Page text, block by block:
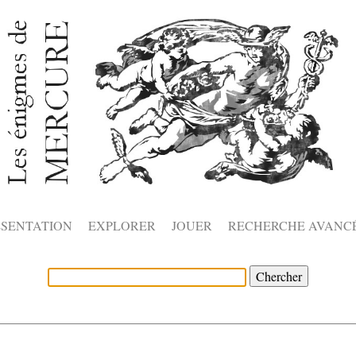
EXPLORER JOUER RECHERCHE